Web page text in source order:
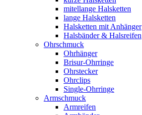
mitellange Halsketten
lange Halsketten
Halsketten mit Anhänger
Halsbänder & Halsreifen
Ohrschmuck
Ohrhänger
Brisur-Ohrringe
Ohrstecker
Ohrclips
Single-Ohrringe
Armschmuck
Armreifen